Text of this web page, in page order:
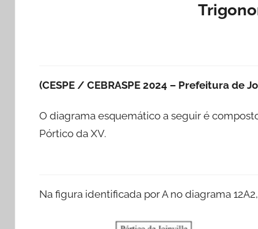
(CESPE / CEBRASPE 2024 – Prefeitura de
O diagrama esquemático a seguir é
Pórtico da XV.
Na figura identificada por A no diagrama